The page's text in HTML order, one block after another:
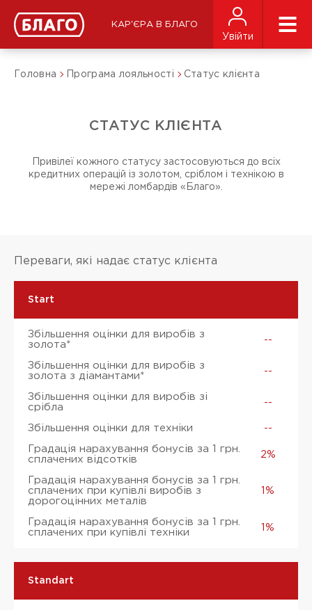
КАР'ЄРА В БЛАГО
Увійти
Головна Програма лояльності Статус клієнта
СТАТУС КЛІЄНТА
Привілеї кожного статусу застосовуються до всіх
кредитних операцій із золотом, сріблом і технікою в
мережі ломбардів «Благо».
Переваги, які надає статус клієнта
Start
Збільшення оцінки для виробів з
золота*
--
Збільшення оцінки для виробів з
золота з діамантами*
--
Збільшення оцінки для виробів зі
срібла
--
Збільшення оцінки для техніки --
Градація нарахування бонусів за 1 грн.
сплачених відсотків
2%
Градація нарахування бонусів за 1 грн.
сплачених при купівлі виробів з
дорогоцінних металів
1%
Градація нарахування бонусів за 1 грн.
сплачених при купівлі техніки
1%
Standart